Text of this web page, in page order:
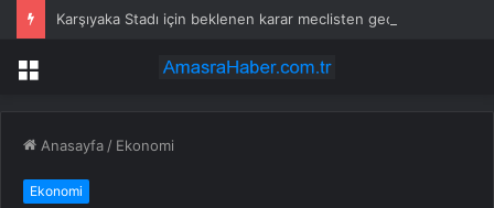
Karşıyaka Stadı için beklenen karar meclisten geçti
Menü
Anasayfa / Ekonomi
Ekonomi